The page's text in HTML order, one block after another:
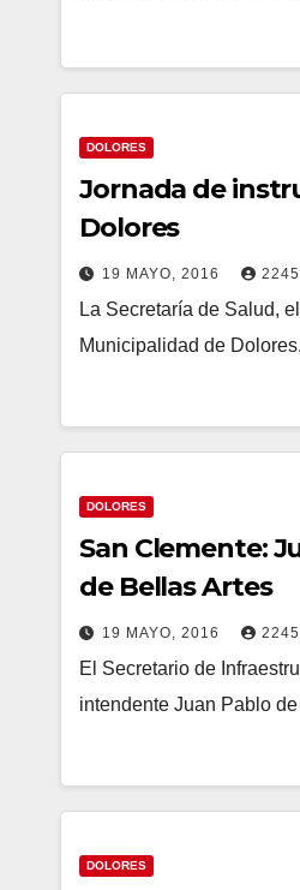
DOLORES
Jornada de
Dolores
19 MAYO, 2016
La Secretaría de Salud,
Municipalidad de
DOLORES
San Clemente:
de Bellas Artes
19 MAYO, 2016
El Secretario de
intendente Juan Pablo
DOLORES